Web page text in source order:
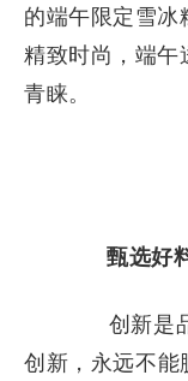
的端午限定雪冰
精致时尚，端午
青睐。
甄选好
创新是
创新，永远不能